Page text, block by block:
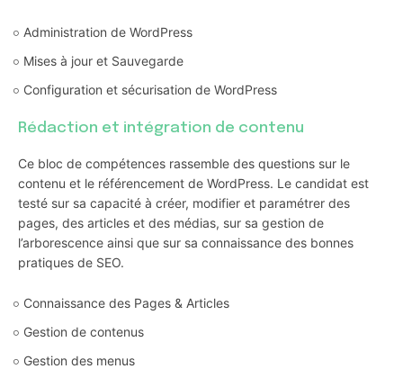
Administration de WordPress
Mises à jour et Sauvegarde
Configuration et sécurisation de WordPress
Rédaction et intégration de contenu
Ce bloc de compétences rassemble des questions sur le
contenu et le référencement de WordPress. Le candidat est
testé sur sa capacité à créer, modifier et paramétrer des
pages, des articles et des médias, sur sa gestion de
l’arborescence ainsi que sur sa connaissance des bonnes
pratiques de SEO.
Connaissance des Pages & Articles
Gestion de contenus
Gestion des menus